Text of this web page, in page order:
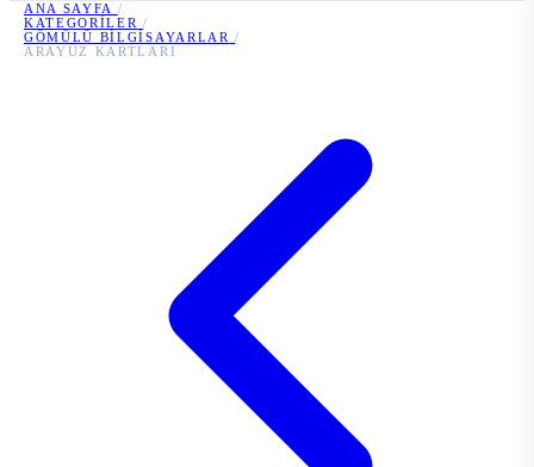
ANA SAYFA /
KATEGORILER /
GÖMÜLÜ BILGISAYARLAR
/
ARAYÜZ KARTLARI